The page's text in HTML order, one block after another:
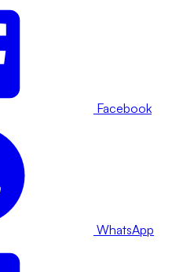
Facebook
WhatsApp